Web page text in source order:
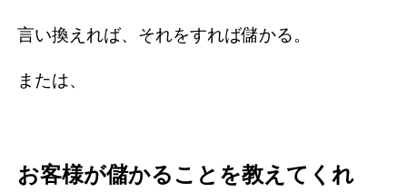
言い換えれば、それをすれば儲かる。
または、
お客様が儲かることを教えてくれ